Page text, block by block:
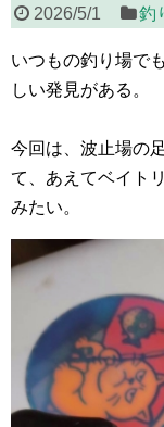
2026/5/1 釣
いつもの釣り場で
しい発見がある。
今回は、波止場の
て、あえてベイト
みたい。